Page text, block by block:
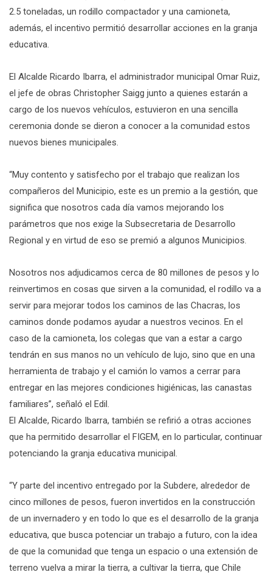
2.5 toneladas, un rodillo compactador y una camioneta,
además, el incentivo permitió desarrollar acciones en la granja
educativa.
El Alcalde Ricardo Ibarra, el administrador municipal Omar Ruiz,
el jefe de obras Christopher Saigg junto a quienes estarán a
cargo de los nuevos vehículos, estuvieron en una sencilla
ceremonia donde se dieron a conocer a la comunidad estos
nuevos bienes municipales.
“Muy contento y satisfecho por el trabajo que realizan los
compañeros del Municipio, este es un premio a la gestión, que
significa que nosotros cada día vamos mejorando los
parámetros que nos exige la Subsecretaria de Desarrollo
Regional y en virtud de eso se premió a algunos Municipios.
Nosotros nos adjudicamos cerca de 80 millones de pesos y lo
reinvertimos en cosas que sirven a la comunidad, el rodillo va a
servir para mejorar todos los caminos de las Chacras, los
caminos donde podamos ayudar a nuestros vecinos. En el
caso de la camioneta, los colegas que van a estar a cargo
tendrán en sus manos no un vehículo de lujo, sino que en una
herramienta de trabajo y el camión lo vamos a cerrar para
entregar en las mejores condiciones higiénicas, las canastas
familiares”, señaló el Edil.
El Alcalde, Ricardo Ibarra, también se refirió a otras acciones
que ha permitido desarrollar el FIGEM, en lo particular, continuar
potenciando la granja educativa municipal.
“Y parte del incentivo entregado por la Subdere, alrededor de
cinco millones de pesos, fueron invertidos en la construcción
de un invernadero y en todo lo que es el desarrollo de la granja
educativa, que busca potenciar un trabajo a futuro, con la idea
de que la comunidad que tenga un espacio o una extensión de
terreno vuelva a mirar la tierra, a cultivar la tierra, que Chile